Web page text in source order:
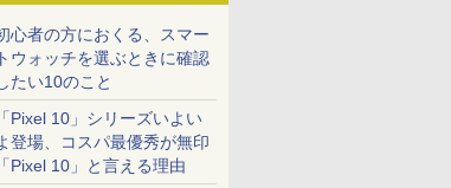
心者の方におくる、スマー
トウォッチを選ぶときに確認
たい10のこと
「Pixel 10」シリーズいよい
登場、コスパ最優秀が無印
「Pixel 10」と言える理由